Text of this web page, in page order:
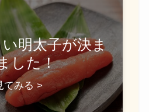
明太子が決ま
した！
てみる >